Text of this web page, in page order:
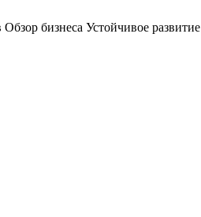
Обзор бизнеса Устойчивое развитие